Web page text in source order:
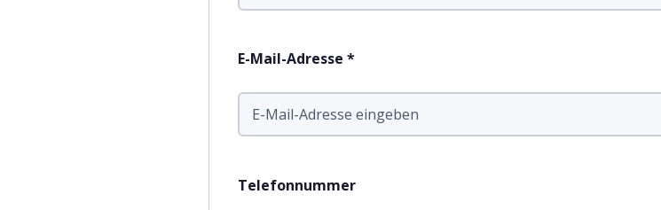
E-Mail-Adresse *
Telefonnummer